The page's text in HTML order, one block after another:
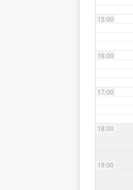
15:00
16:00
17:00
18:00
19:00